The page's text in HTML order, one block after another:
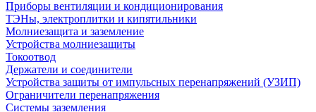
Приборы вентиляции и кондиционирования
ТЭНы, электроплитки и кипятильники
Молниезащита и заземление
Устройства молниезащиты
Токоотвод
Держатели и соединители
Устройства защиты от импульсных перенапряжений (УЗИП)
Ограничители перенапряжения
Системы заземления